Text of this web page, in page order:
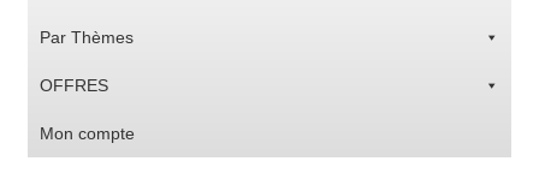
Par Thèmes
OFFRES
Mon compte